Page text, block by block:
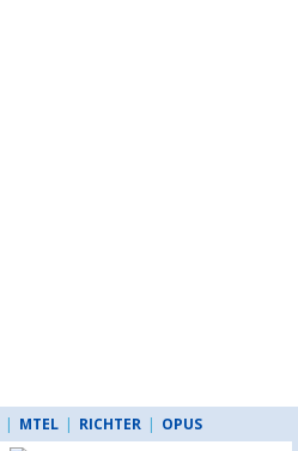
| MTEL | RICHTER | OPUS